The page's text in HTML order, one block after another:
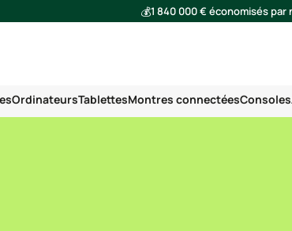
💰1 840 000 € économisés
OrdinateursTablettesMontres connectéesConsoles